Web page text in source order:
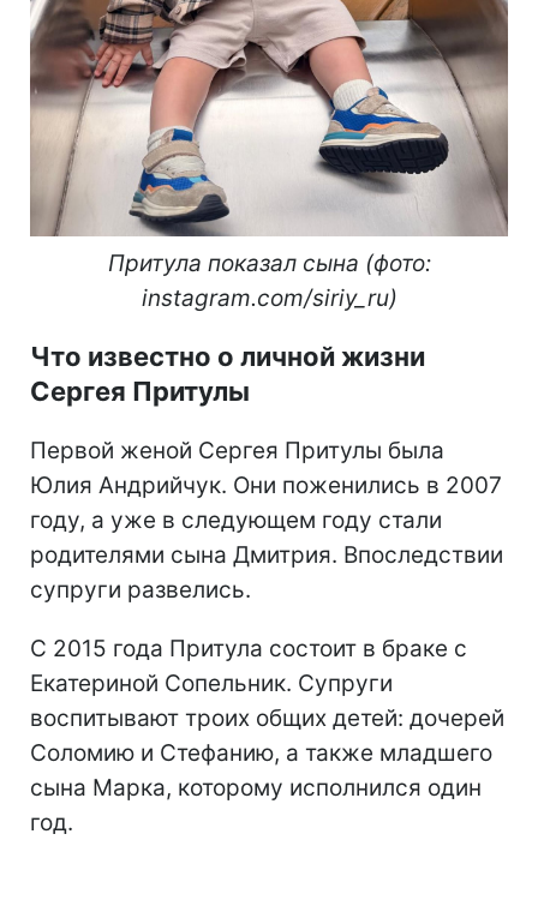
Притула показал сына (фото:
instagram.com/siriy_ru)
Что известно о личной жизни
Сергея Притулы
Первой женой Сергея Притулы была
Юлия Андрийчук. Они поженились в 2007
году, а уже в следующем году стали
родителями сына Дмитрия. Впоследствии
супруги развелись.
С 2015 года Притула состоит в браке с
Екатериной Сопельник. Супруги
воспитывают троих общих детей: дочерей
Соломию и Стефанию, а также младшего
сына Марка, которому исполнился один
год.